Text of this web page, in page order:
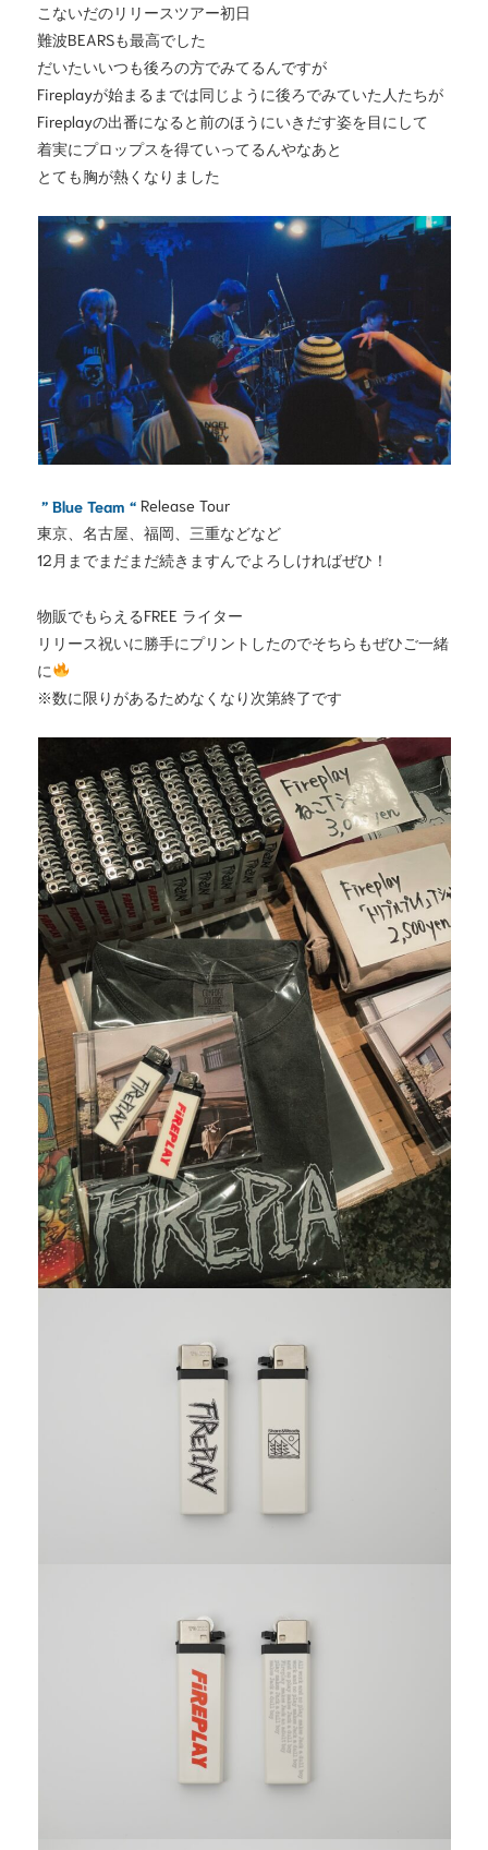
こないだのリリースツアー初日
難波BEARSも最高でした
だいたいいつも後ろの方でみてるんですが
Fireplayが始まるまでは同じように後ろでみていた人たちが
Fireplayの出番になると前のほうにいきだす姿を目にして
着実にプロップスを得ていってるんやなあと
とても胸が熱くなりました
” Blue Team “ Release Tour
東京、名古屋、福岡、三重などなど
12月までまだまだ続きますんでよろしければぜひ！
物販でもらえるFREE ライター
リリース祝いに勝手にプリントしたのでそちらもぜひご一緒
に
※数に限りがあるためなくなり次第終了です